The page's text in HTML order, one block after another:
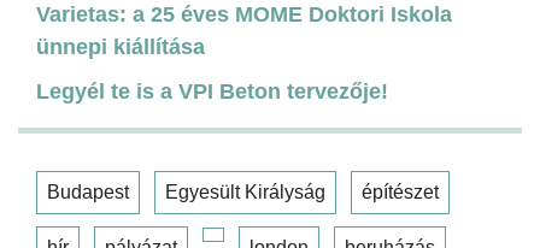
Varietas: a 25 éves MOME Doktori Iskola
ünnepi kiállítása
Legyél te is a VPI Beton tervezője!
Budapest Egyesült Királyság építészet